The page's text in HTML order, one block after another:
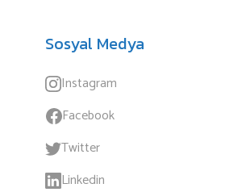
Sosyal Medya
Instagram
Facebook
Twitter
Linkedin